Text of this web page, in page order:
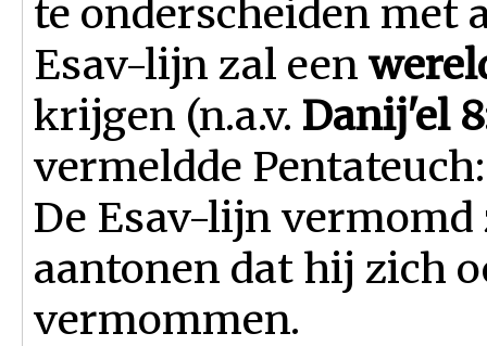
te onderscheiden met
Esav-lijn zal een
krijgen (n.a.v. Danij'el
vermeldde
De Esav-lijn vermomd
aantonen dat hij zich
vermommen.